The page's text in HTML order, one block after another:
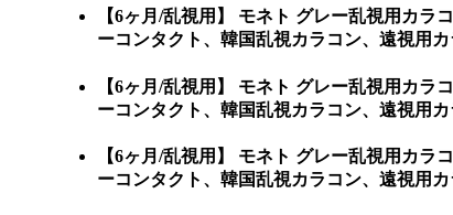
【6ヶ月/乱視用】 モネト グレー乱視用カラコ
ーコンタクト、韓国乱視カラコン、遠視用
【6ヶ月/乱視用】 モネト グレー乱視用カラコ
ーコンタクト、韓国乱視カラコン、遠視用
【6ヶ月/乱視用】 モネト グレー乱視用カラコ
ーコンタクト、韓国乱視カラコン、遠視用